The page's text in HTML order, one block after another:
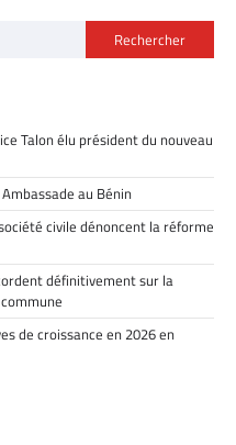
Rechercher
Talon élu président du nouveau
au Bénin
civile dénoncent la réforme
définitivement sur la
de croissance en 2026 en